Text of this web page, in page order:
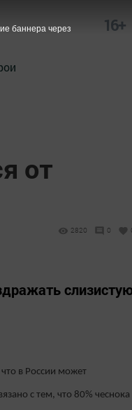
16+
от
2820 0
в России может
с тем, что 80% чеснока
баннера через